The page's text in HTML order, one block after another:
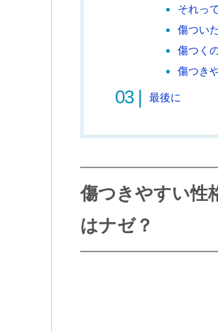
それっ
傷つい
傷つく
傷つき
最後に
傷つきやすい性
はナゼ？